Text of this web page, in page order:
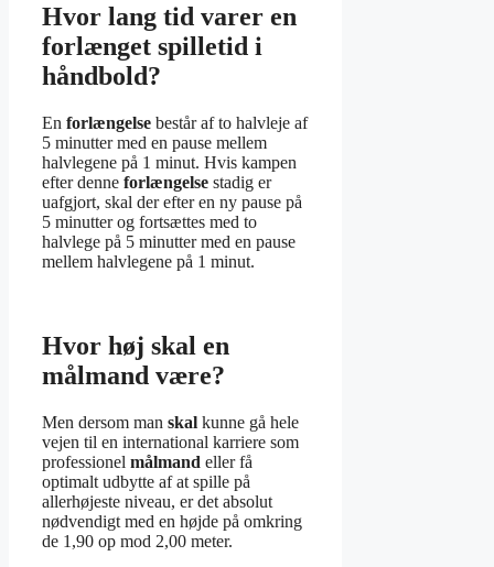
Hvor lang tid varer en
forlænget spilletid i
håndbold?
En forlængelse består af to halvleje af
5 minutter med en pause mellem
halvlegene på 1 minut. Hvis kampen
efter denne forlængelse stadig er
uafgjort, skal der efter en ny pause på
5 minutter og fortsættes med to
halvlege på 5 minutter med en pause
mellem halvlegene på 1 minut.
Hvor høj skal en
målmand være?
Men dersom man skal kunne gå hele
vejen til en international karriere som
professionel målmand eller få
optimalt udbytte af at spille på
allerhøjeste niveau, er det absolut
nødvendigt med en højde på omkring
de 1,90 op mod 2,00 meter.